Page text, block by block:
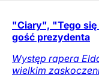
"Ciary", "Tego się
gość prezydenta
Występ rapera
wielkim